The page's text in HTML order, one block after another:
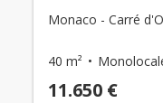
Monaco - Carré
40 m²
11.650 €